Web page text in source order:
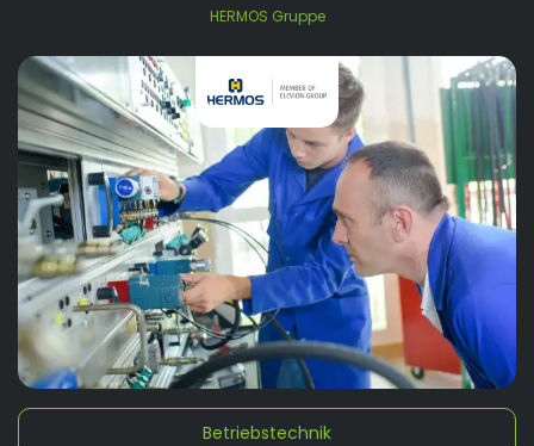
HERMOS Gruppe
Betriebstechnik